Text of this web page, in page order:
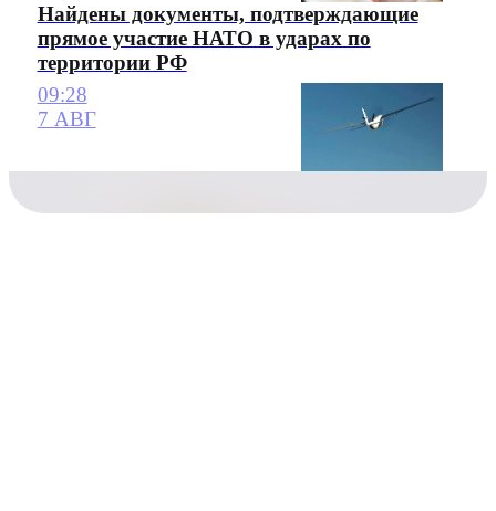
Найдены документы, подтверждающие
прямое участие НАТО в ударах по
территории РФ
09:28
7 АВГ